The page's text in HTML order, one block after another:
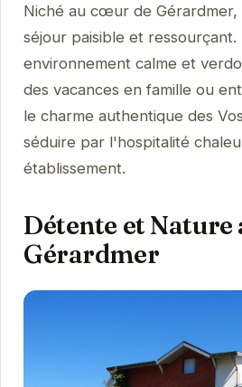
Niché au cœur de
séjour paisible et
environnement calme et
des vacances en famille ou
le charme authentique des
séduire par l'hospitalité
établissement.
Détente et Nature
Gérardmer